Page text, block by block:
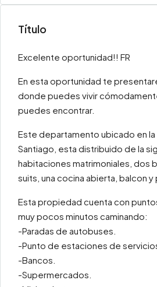
Título
Excelente oportunidad!! FR
En esta oportunidad te
donde puedes vivir
puedes encontrar.
Este departamento ubicado en la
Santiago, esta distribuido de la
habitaciones matrimoniales, dos
suits, una cocina abierta, balcon y
Esta propiedad cuenta con
muy pocos minutos caminando:
-Paradas de autobuses.
-Punto de estaciones de
-Bancos.
-Supermercados.